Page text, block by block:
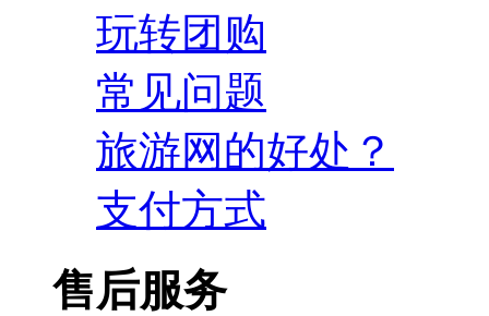
玩转团购
常见问题
旅游网的好处？
支付方式
售后服务